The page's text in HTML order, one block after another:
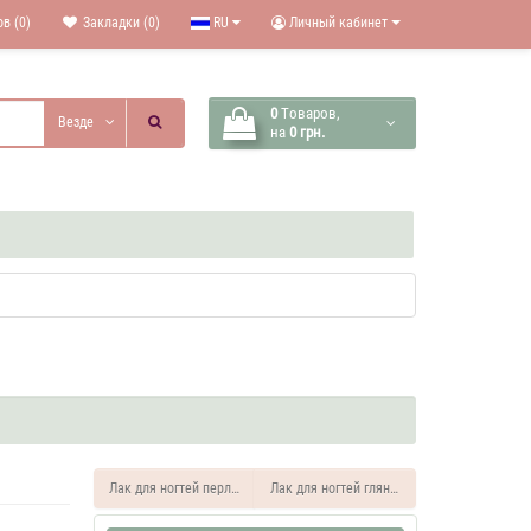
Личный кабинет
RU
Закладки (0)
(0)
0 Tоваров,
на 0 грн.
Везде
Лак для ногтей перламутровый "Нежный шёлк" 13 мл.
Лак для ногтей глянцевый "Нежный шёлк"